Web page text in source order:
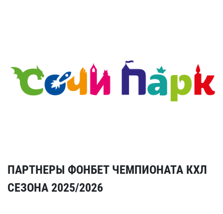
ПАРТНЕРЫ ФОНБЕТ ЧЕМПИОНАТА КХЛ
СЕЗОНА 2025/2026